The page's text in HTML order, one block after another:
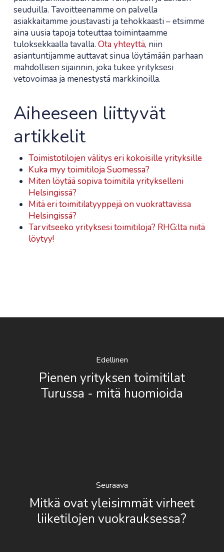
seuduilla. Tavoitteenamme on palvella
asiakkaitamme joustavasti ja tehokkaasti – etsimme
aina uusia tapoja toteuttaa toimintaamme
tuloksekkaalla tavalla. Ota yhteyttä, niin
asiantuntijamme auttavat sinua löytämään parhaan
mahdollisen sijainnin, joka tukee yrityksesi
vetovoimaa ja menestystä markkinoilla.
Aiheeseen liittyvät
artikkelit
Toimistotilojen välitys eri kokoisille yrityksille
Kuka myy toimitiloja Suomessa?
Miten löytää sopiva toimitila yritykselleni
Helsingissä?
Mitä eri toimitilatyyppejä on vuokrattavissa
Helsingissä?
Tarvitseeko yrityksesi toimitiloja? RHG:lta niitä
löytyy!
Edellinen
Pienen yrityksen toimitilat
Turussa - mitä huomioida
Seuraava
Mitkä ovat yleisimmät virheet
liiketilojen vuokrauksessa?